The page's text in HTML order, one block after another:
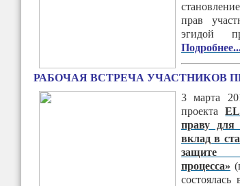
прав
эгидой
РАБОЧАЯ ВСТРЕЧА УЧАСТНИКОВ
3 марта
проекта
праву для
вклад в
защите
процесса»
состоялась